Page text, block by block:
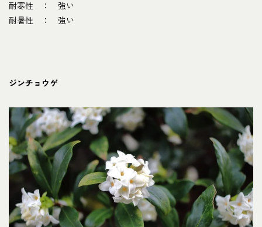
耐寒性 ： 強い
耐暑性 ： 強い
ジンチョウゲ